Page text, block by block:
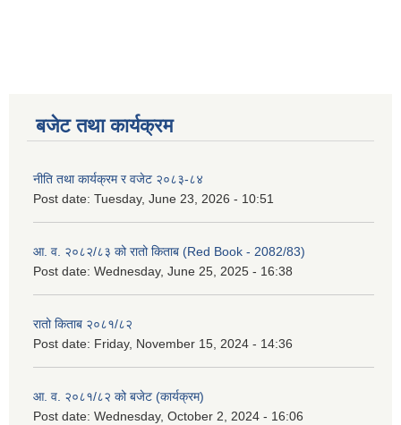
बजेट तथा कार्यक्रम
नीति तथा कार्यक्रम र वजेट २०८३-८४
Post date: Tuesday, June 23, 2026 - 10:51
आ. व. २०८२/८३ को रातो किताब (Red Book - 2082/83)
Post date: Wednesday, June 25, 2025 - 16:38
रातो किताब २०८१/८२
Post date: Friday, November 15, 2024 - 14:36
आ. व. २०८१/८२ को बजेट (कार्यक्रम)
Post date: Wednesday, October 2, 2024 - 16:06